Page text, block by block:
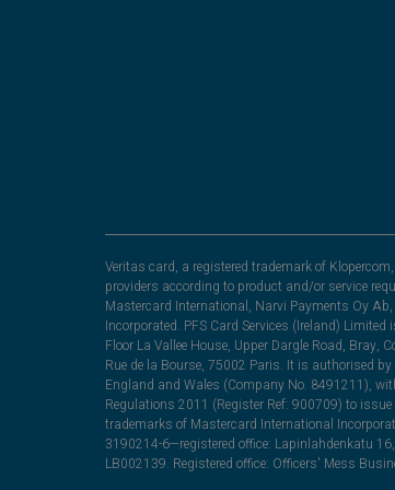
Veritas card, a registered trademark of
providers according to product and/or service
Mastercard International, Narvi Payments Oy
Incorporated. PFS Card Services (Ireland)
Floor La Vallee House, Upper Dargle Road,
Rue de la Bourse, 75002 Paris. It is authorised
England and Wales (Company No. 8491211),
Regulations 2011 (Register Ref: 900709) to
trademarks of Mastercard International
3190214-6—registered office: Lapinlahdenkatu
LB002139. Registered office: Officers' Mess